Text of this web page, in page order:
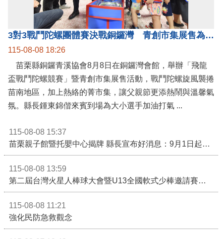
3對3戰鬥陀螺團體賽決戰銅鑼灣 青創市集展售為父親節增添繽紛
115-08-08 18:26
苗栗縣銅鑼青溪協會8月8日在銅鑼灣會館，舉辦「飛龍
盃戰鬥陀螺競賽」暨青創市集展售活動，戰鬥陀螺旋風襲捲
苗南地區，加上熱絡的菁市集，讓父親節更添熱鬧與溫馨氣
115-08-08 15:37
115-08-08 13:59
115-08-08 11:21
強化民防急救觀念